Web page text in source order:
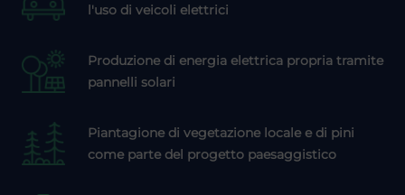
l'uso di veicoli elettrici
Produzione di energia elettrica propria tramite
pannelli solari
Piantagione di vegetazione locale e di pini
come parte del progetto paesaggistico